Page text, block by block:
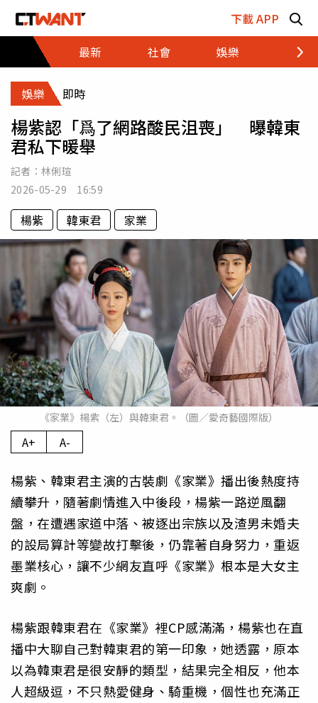
下載 APP
最新
社會 娛樂 財經
娛樂 即時
楊紫認「爲了網路酸民沮喪」 曝韓東
君私下暖舉
記者： 林俐瑄
2026-05-29 16:59
楊紫 韓東君 家業
《家業》楊紫（左）與韓東君。（圖／愛奇藝國際版）
A+ A-
楊紫、韓東君主演的古裝劇《家業》播出後熱度持
續攀升，隨著劇情進入中後段，楊紫一路逆風翻
盤，在遭遇家道中落、被逐出宗族以及渣男未婚夫
的設局算計等變故打擊後，仍靠著自身努力，重返
墨業核心，讓不少網友直呼《家業》根本是大女主
爽劇。
楊紫跟韓東君在《家業》裡CP感滿滿，楊紫也在直
播中大聊自己對韓東君的第一印象，她透露，原本
以為韓東君是很安靜的類型，結果完全相反，他本
人超級逗，不只熱愛健身、騎重機，個性也充滿正